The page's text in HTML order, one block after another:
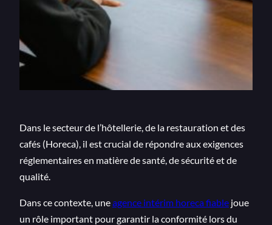
Dans le secteur de l’hôtellerie, de la restauration et des
cafés (Horeca), il est crucial de répondre aux exigences
réglementaires en matière de santé, de sécurité et de
qualité.
Dans ce contexte, uneagence intérim horeca fiable joue
un rôle important pour garantir la conformité lors du